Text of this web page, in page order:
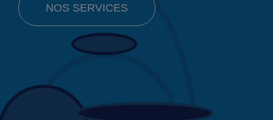
NOS SERVICES